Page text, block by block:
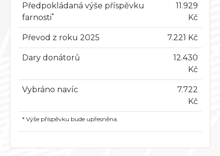
Předpokládaná výše příspěvku
farnosti*
11.929
Kč
Převod z roku 2025 7.221 Kč
Dary donátorů
12.430
Kč
Vybráno navíc
7.722
Kč
* Výše příspěvku bude upřesněna.